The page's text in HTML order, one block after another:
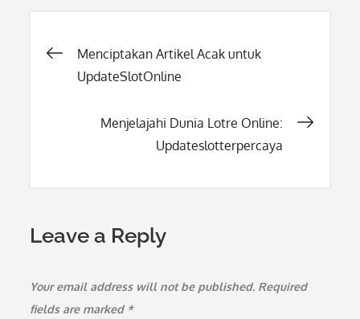
Post
Menciptakan Artikel Acak untuk
UpdateSlotOnline
Menjelajahi Dunia Lotre Online:
Updateslotterpercaya
Leave a Reply
Your email address will not be published. Required
fields are marked *